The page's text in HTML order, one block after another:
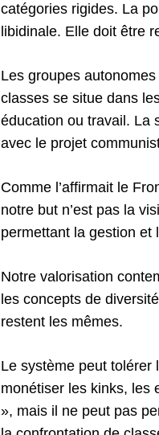
catégories rigides. La
libidinale. Elle doit être
Les groupes
classes se situe dans
éducation ou travail. La
avec le projet
Comme l’affirmait le
notre but n’est pas la
permettant la gestion et
Notre valorisation
les concepts de
restent les mêmes.
Le système peut tolérer
monétiser les kinks, les
», mais il ne peut pas